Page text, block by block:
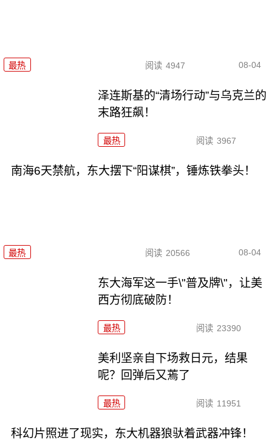
最热 阅读 4947 08-04
泽连斯基的“清场行动”与乌克兰的
末路狂飙！
最热 阅读 3967
南海6天禁航，东大摆下“阳谋棋”，锤炼铁拳头！
最热 阅读 20566 08-04
东大海军这一手\"普及牌\"，让美
西方彻底破防！
最热 阅读 23390
美利坚亲自下场救日元，结果
呢？回弹后又蔫了
最热 阅读 11951
科幻片照进了现实，东大机器狼驮着武器冲锋！